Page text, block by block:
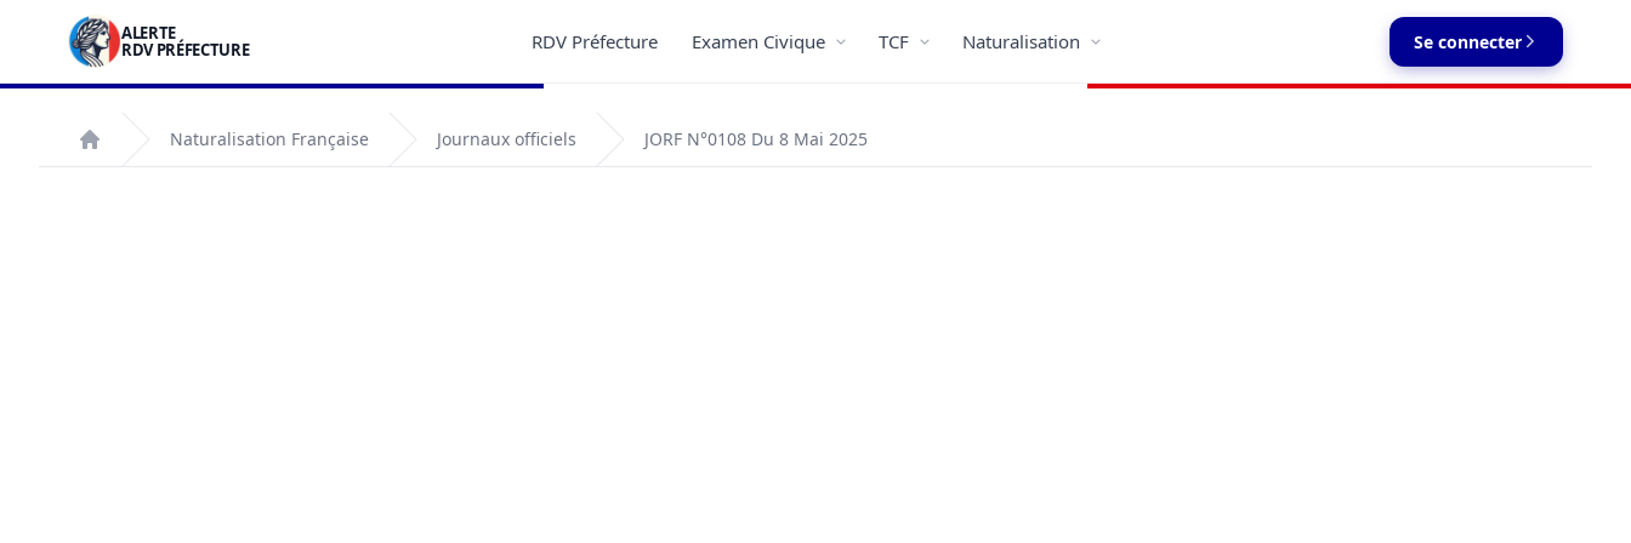
ALERTE
RDV PRÉFECTURE RDV Préfecture Examen Civique TCF Naturalisation Se connecter
Accueil
Naturalisation Française Journaux officiels JORF N°0108 Du 8 Mai 2025